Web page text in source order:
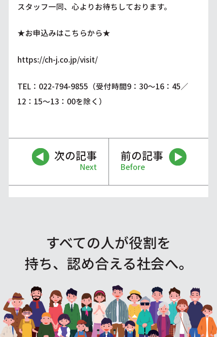
スタッフ一同、心よりお待ちしております。
★お申込みはこちらから★
https://ch-j.co.jp/visit/
TEL：022-794-9855（受付時間9：30～16：45／
12：15～13：00を除く）
次の記事
Next
前の記事
Before
すべての人が役割を
持ち、認め合える社会へ。